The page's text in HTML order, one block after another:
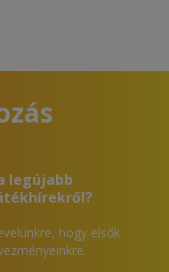
legújabb
hogy elsők